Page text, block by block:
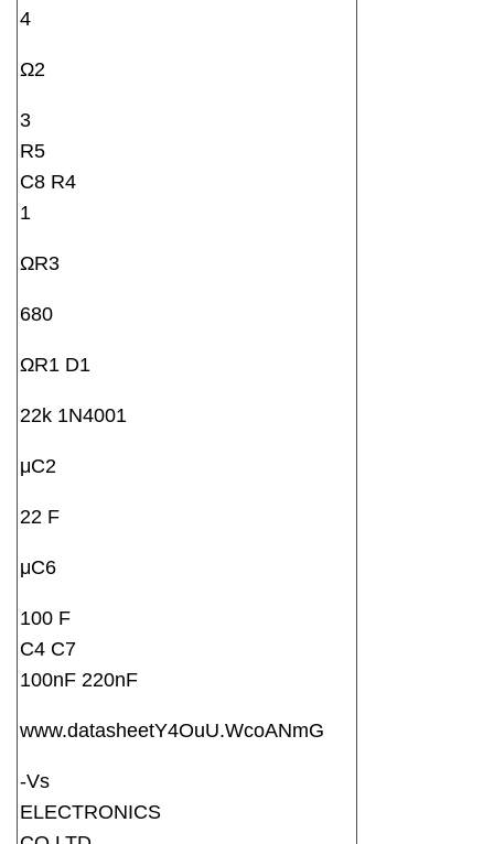
4
Ω2
3
R5
C8 R4
1
ΩR3
680
ΩR1 D1
22k 1N4001
μC2
22 F
μC6
100 F
C4 C7
100nF 220nF
www.datasheetY4OuU.WcoANmG
-Vs
ELECTRONICS